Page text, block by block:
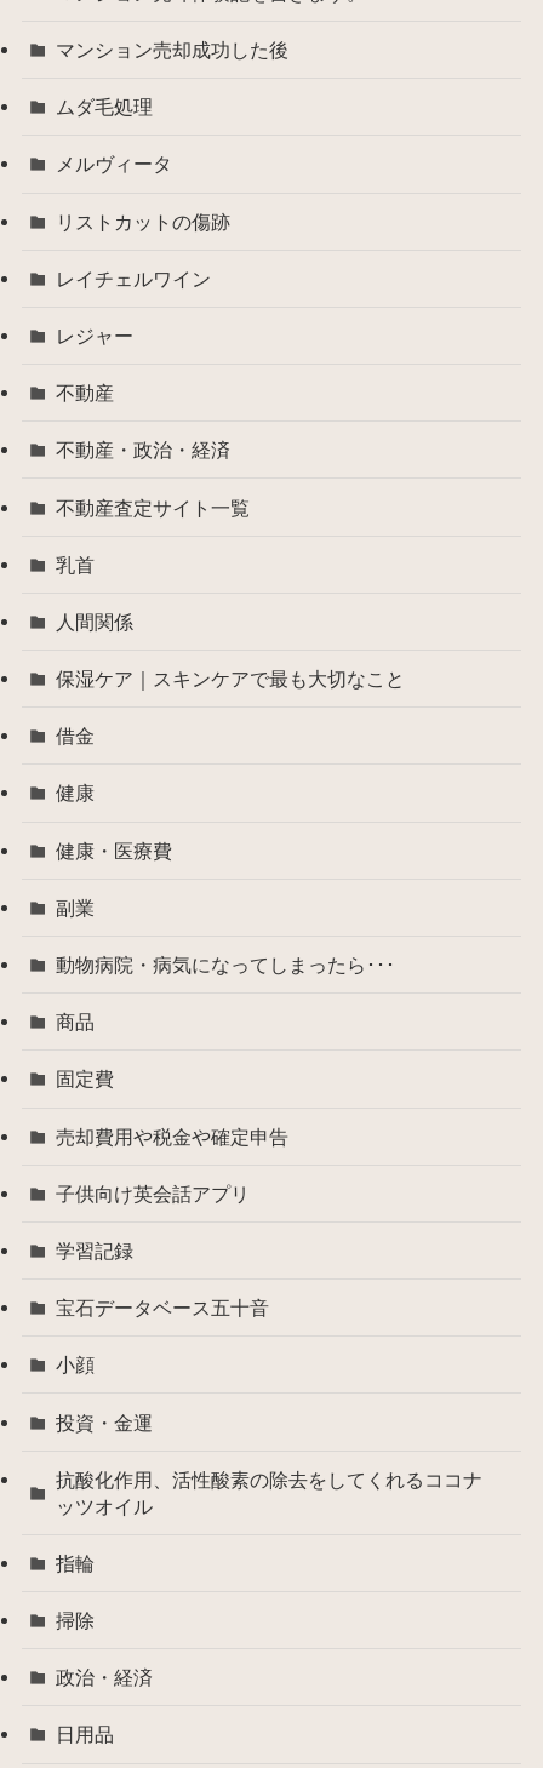
マンション売却成功した後
ムダ毛処理
メルヴィータ
リストカットの傷跡
レイチェルワイン
レジャー
不動産
不動産・政治・経済
不動産査定サイト一覧
乳首
人間関係
保湿ケア｜スキンケアで最も大切なこと
借金
健康
健康・医療費
副業
動物病院・病気になってしまったら･･･
商品
固定費
売却費用や税金や確定申告
子供向け英会話アプリ
学習記録
宝石データベース五十音
小顔
投資・金運
抗酸化作用、活性酸素の除去をしてくれるココナ
ッツオイル
指輪
掃除
政治・経済
日用品